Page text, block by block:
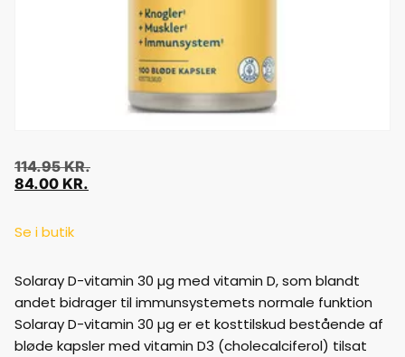
114.95KR.
84.00 KR.
Se i butik
Solaray D-vitamin 30 µg med vitamin D, som blandt
andet bidrager til immunsystemets normale funktion
Solaray D-vitamin 30 µg er et kosttilskud bestående af
bløde kapsler med vitamin D3 (cholecalciferol) tilsat